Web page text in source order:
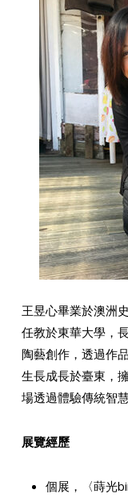
王昱心畢業於澳洲
任教於東華大學，
陶藝創作，透過作
生長成長於臺東，
場透過體驗傳統智
展覽經歷
個展，〈蒔光